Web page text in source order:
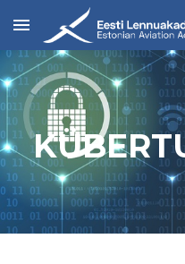
Skip to main content